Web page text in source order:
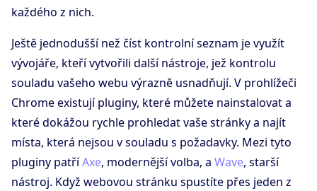
každého z nich.
Ještě jednodušší než číst kontrolní seznam je využít
vývojáře, kteří vytvořili další nástroje, jež kontrolu
souladu vašeho webu výrazně usnadňují. V prohlížeči
Chrome existují pluginy, které můžete nainstalovat a
které dokážou rychle prohledat vaše stránky a najít
místa, která nejsou v souladu s požadavky. Mezi tyto
pluginy patříAxe, modernější volba, a Wave, starší
nástroj. Když webovou stránku spustíte přes jeden z